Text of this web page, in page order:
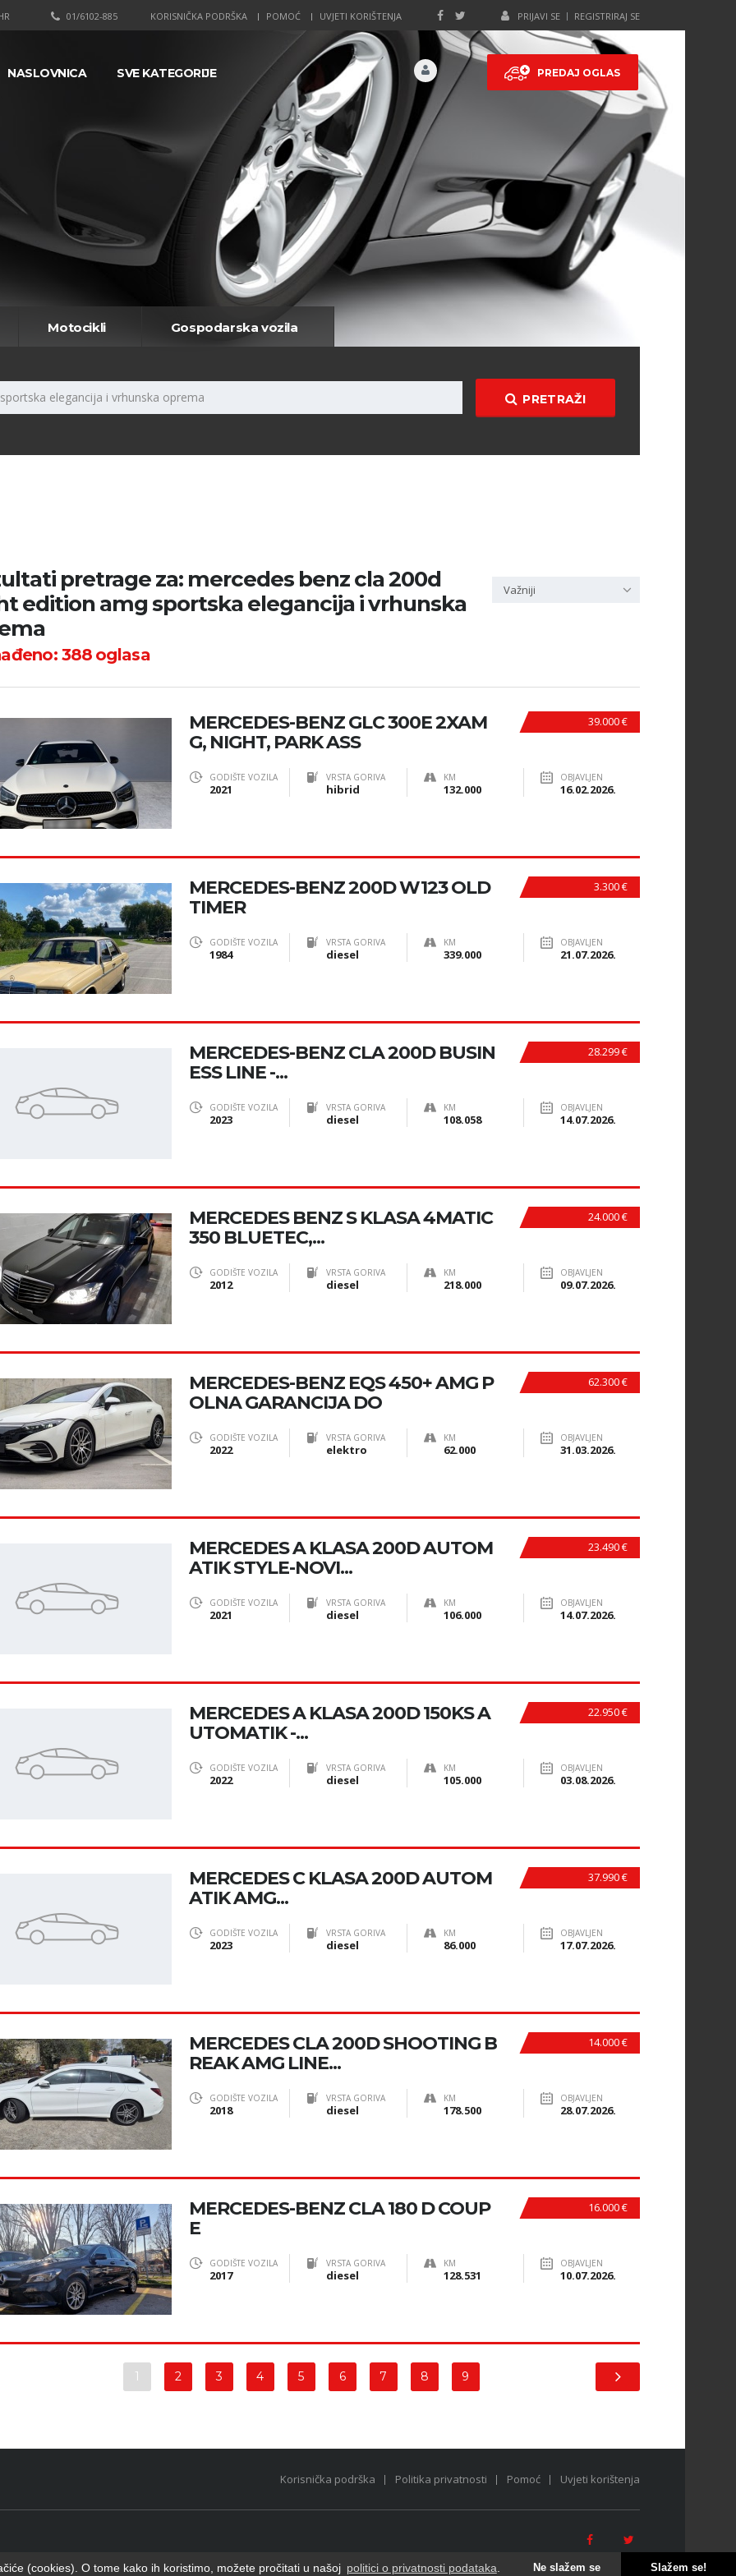
(cookies). O tome kako ih koristimo, možete pročitati u našoj politici o privatnosti podataka Ne slažem se Slažem se!
PRIJAVI SE REGISTRIRAJ SE
KORISNIČKA PODRŠKA POMOĆ UVJETI KORIŠTENJA
01/6102-885
PREDAJ OGLAS
NASLOVNICA SVE KATEGORIJE
Motocikli Gospodarska vozila
PRETRAŽI
pretrage za: mercedes benz cla 200d
edition amg sportska elegancija i vrhunska
388oglasa
Važniji
39.000 €
MERCEDES-BENZ GLC 300E 2XAM
G, NIGHT, PARK ASS
GODIŠTE VOZILA
2021
VRSTA GORIVA
hibrid
KM
132.000
OBJAVLJEN
16.02.2026.
3.300 €
MERCEDES-BENZ 200D W123 OLD
TIMER
GODIŠTE VOZILA
1984
VRSTA GORIVA
diesel
KM
339.000
OBJAVLJEN
21.07.2026.
28.299 €
MERCEDES-BENZ CLA 200D BUSIN
ESS LINE -...
GODIŠTE VOZILA
2023
VRSTA GORIVA
diesel
KM
108.058
OBJAVLJEN
14.07.2026.
24.000 €
MERCEDES BENZ S KLASA 4MATIC
350 BLUETEC,...
GODIŠTE VOZILA
2012
VRSTA GORIVA
diesel
KM
218.000
OBJAVLJEN
09.07.2026.
62.300 €
MERCEDES-BENZ EQS 450+ AMG P
OLNA GARANCIJA DO
GODIŠTE VOZILA
2022
VRSTA GORIVA
elektro
KM
62.000
OBJAVLJEN
31.03.2026.
23.490 €
MERCEDES A KLASA 200D AUTOM
ATIK STYLE-NOVI...
GODIŠTE VOZILA
2021
VRSTA GORIVA
diesel
KM
106.000
OBJAVLJEN
14.07.2026.
22.950 €
MERCEDES A KLASA 200D 150KS A
UTOMATIK -...
GODIŠTE VOZILA
2022
VRSTA GORIVA
diesel
KM
105.000
OBJAVLJEN
03.08.2026.
37.990 €
MERCEDES C KLASA 200D AUTOM
ATIK AMG...
GODIŠTE VOZILA
2023
VRSTA GORIVA
diesel
KM
86.000
OBJAVLJEN
17.07.2026.
14.000 €
MERCEDES CLA 200D SHOOTING B
REAK AMG LINE...
GODIŠTE VOZILA
2018
VRSTA GORIVA
diesel
KM
178.500
OBJAVLJEN
28.07.2026.
16.000 €
MERCEDES-BENZ CLA 180 D COUP
E
GODIŠTE VOZILA
2017
VRSTA GORIVA
diesel
KM
128.531
OBJAVLJEN
10.07.2026.
1 2 3 4 5 6 7 8 9
Korisnička podrška Politika privatnosti Pomoć Uvjeti korištenja